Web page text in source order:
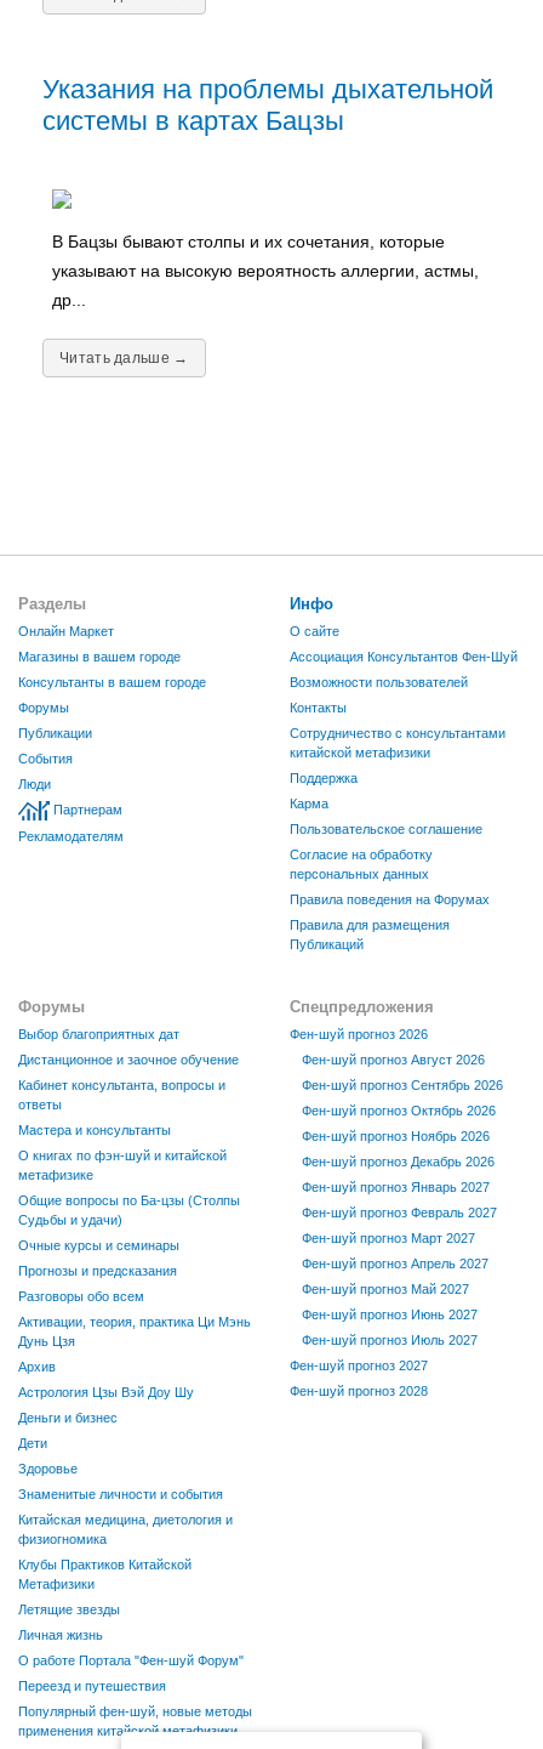
Указания на проблемы дыхательной
системы в картах Бацзы
В Бацзы бывают столпы и их сочетания, которые
указывают на высокую вероятность аллергии, астмы,
др...
Читать дальше →
Разделы
Онлайн Маркет
Магазины в вашем городе
Консультанты в вашем городе
Форумы
Публикации
События
Люди
Партнерам
Рекламодателям
Инфо
О сайте
Ассоциация Консультантов Фен-Шуй
Возможности пользователей
Контакты
Сотрудничество с консультантами
китайской метафизики
Поддержка
Карма
Пользовательское соглашение
Согласие на обработку
персональных данных
Правила поведения на Форумах
Правила для размещения
Публикаций
Форумы
Выбор благоприятных дат
Дистанционное и заочное обучение
Кабинет консультанта, вопросы и
ответы
Мастера и консультанты
О книгах по фэн-шуй и китайской
метафизике
Общие вопросы по Ба-цзы (Столпы
Судьбы и удачи)
Очные курсы и семинары
Прогнозы и предсказания
Разговоры обо всем
Активации, теория, практика Ци Мэнь
Дунь Цзя
Архив
Астрология Цзы Вэй Доу Шу
Деньги и бизнес
Дети
Здоровье
Знаменитые личности и события
Китайская медицина, диетология и
физиогномика
Клубы Практиков Китайской
Метафизики
Летящие звезды
Личная жизнь
О работе Портала "Фен-шуй Форум"
Переезд и путешествия
Популярный фен-шуй, новые методы
применения китайской метафизики
Спецпредложения
Фен-шуй прогноз 2026
Фен-шуй прогноз Август 2026
Фен-шуй прогноз Сентябрь 2026
Фен-шуй прогноз Октябрь 2026
Фен-шуй прогноз Ноябрь 2026
Фен-шуй прогноз Декабрь 2026
Фен-шуй прогноз Январь 2027
Фен-шуй прогноз Февраль 2027
Фен-шуй прогноз Март 2027
Фен-шуй прогноз Апрель 2027
Фен-шуй прогноз Май 2027
Фен-шуй прогноз Июнь 2027
Фен-шуй прогноз Июль 2027
Фен-шуй прогноз 2027
Фен-шуй прогноз 2028